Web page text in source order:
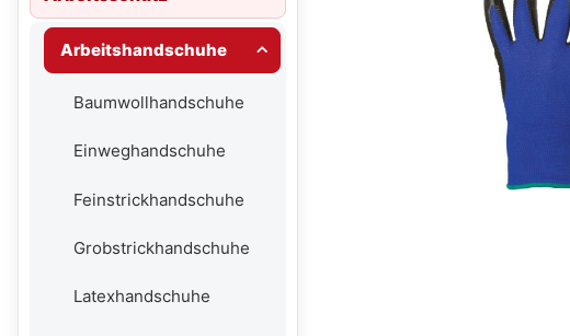
Arbeitshandschuhe
Baumwollhandschuhe
Einweghandschuhe
Feinstrickhandschuhe
Grobstrickhandschuhe
Latexhandschuhe